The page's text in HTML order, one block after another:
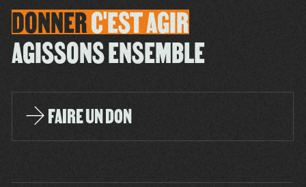
DONNERC'ESTAGIR
AGISSONS ENSEMBLE
FAIRE UN DON